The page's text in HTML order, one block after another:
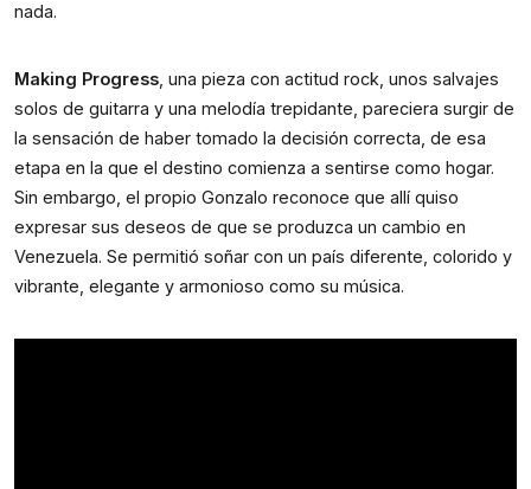
nada.
Making Progress, una pieza con actitud rock, unos salvajes
solos de guitarra y una melodía trepidante, pareciera surgir de
la sensación de haber tomado la decisión correcta, de esa
etapa en la que el destino comienza a sentirse como hogar.
Sin embargo, el propio Gonzalo reconoce que allí quiso
expresar sus deseos de que se produzca un cambio en
Venezuela. Se permitió soñar con un país diferente, colorido y
vibrante, elegante y armonioso como su música.